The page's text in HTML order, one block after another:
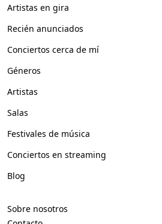
Artistas en gira
Recién anunciados
Conciertos cerca de mí
Géneros
Artistas
Salas
Festivales de música
Conciertos en streaming
Blog
Sobre nosotros